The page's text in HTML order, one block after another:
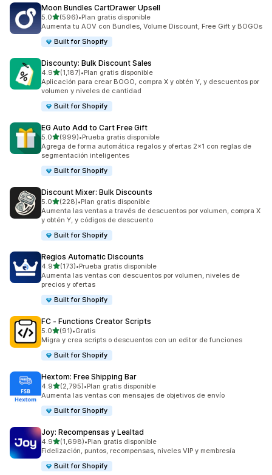
Moon Bundles CartDrawer Upsell
5.0de 5 estrellas
(596)
596 reseñas en total
•Plan gratis disponible
Aumenta tu AOV con Bundles, Volume Discount, Free Gift y BOGOs
Built for Shopify
Discounty: Bulk Discount Sales
4.9de 5 estrellas
(1,187)
1187 reseñas en total
•Plan gratis disponible
Aplicación para crear BOGO, compra X y obtén Y, y descuentos por
volumen y niveles de cantidad
Built for Shopify
EG Auto Add to Cart Free Gift
5.0de 5 estrellas
(999)
999 reseñas en total
•Prueba gratis disponible
Agrega de forma automática regalos y ofertas 2x1 con reglas de
segmentación inteligentes
Built for Shopify
Discount Mixer: Bulk Discounts
5.0de 5 estrellas
(228)
228 reseñas en total
•Plan gratis disponible
Aumenta las ventas a través de descuentos por volumen, compra X
y obtén Y, y códigos de descuento
Built for Shopify
Regios Automatic Discounts
4.9de 5 estrellas
(173)
173 reseñas en total
•Prueba gratis disponible
Aumenta las ventas con descuentos por volumen, niveles de
precios y ofertas
Built for Shopify
FC ‑ Functions Creator Scripts
5.0de 5 estrellas
(91)
91 reseñas en total
•Gratis
Migra y crea scripts o descuentos con un editor de funciones
Built for Shopify
Hextom: Free Shipping Bar
4.9de 5 estrellas
(2,795)
2795 reseñas en total
•Plan gratis disponible
Aumenta las ventas con mensajes de objetivos de envío
Built for Shopify
Joy: Recompensas y Lealtad
4.9de 5 estrellas
(1,698)
1698 reseñas en total
•Plan gratis disponible
Fidelización, puntos, recompensas, niveles VIP y membresía
Built for Shopify